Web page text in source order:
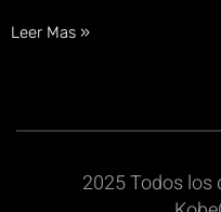
Leer Mas »
2025 Todos los